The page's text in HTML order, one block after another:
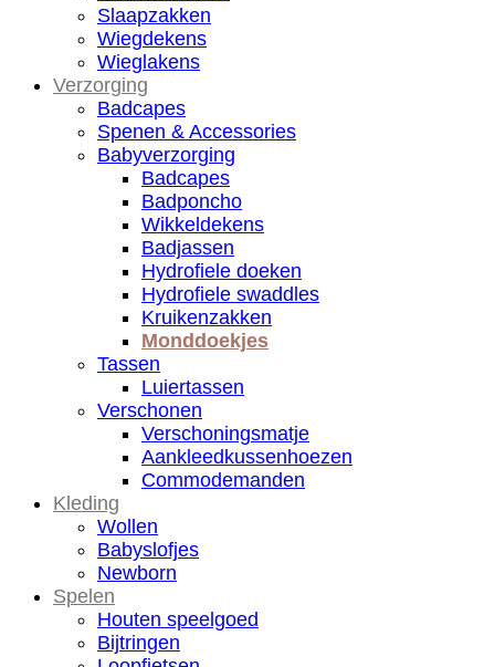
Slaapzakken
Wiegdekens
Wieglakens
Verzorging
Badcapes
Spenen & Accessories
Babyverzorging
Badcapes
Badponcho
Wikkeldekens
Badjassen
Hydrofiele doeken
Hydrofiele swaddles
Kruikenzakken
Monddoekjes
Tassen
Luiertassen
Verschonen
Verschoningsmatje
Aankleedkussenhoezen
Commodemanden
Kleding
Wollen
Babyslofjes
Newborn
Spelen
Houten speelgoed
Bijtringen